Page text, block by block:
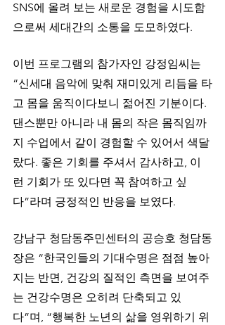
SNS에 올려 보는 새로운 경험을 시도함
으로써 세대간의 소통을 도모하였다.
이번 프로그램의 참가자인 강정임씨는
“신세대 음악에 맞춰 재미있게 리듬을 타
고 몸을 움직이다보니 젊어진 기분이다.
댄스뿐만 아니라 내 몸의 작은 몸직임까
지 수업에서 같이 경험할 수 있어서 색달
랐다. 좋은 기회를 주셔서 감사하고, 이
런 기회가 또 있다면 꼭 참여하고 싶
다”라며 긍정적인 반응을 보였다.
강남구 청담동주민센터의 공승호 청담동
장은 “한국인들의 기대수명은 점점 높아
지는 반면, 건강의 질적인 측면을 보여주
는 건강수명은 오히려 단축되고 있
다”며, “행복한 노년의 삶을 영위하기 위